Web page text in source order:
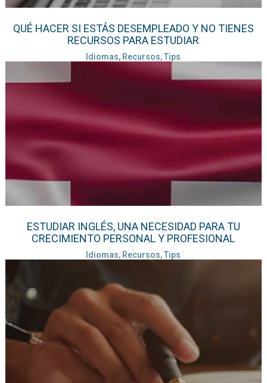
QUÉ HACER SI ESTÁS DESEMPLEADO Y NO TIENES
RECURSOS PARA ESTUDIAR
Idiomas, Recursos, Tips
ESTUDIAR INGLÉS, UNA NECESIDAD PARA TU
CRECIMIENTO PERSONAL Y PROFESIONAL
Idiomas, Recursos, Tips